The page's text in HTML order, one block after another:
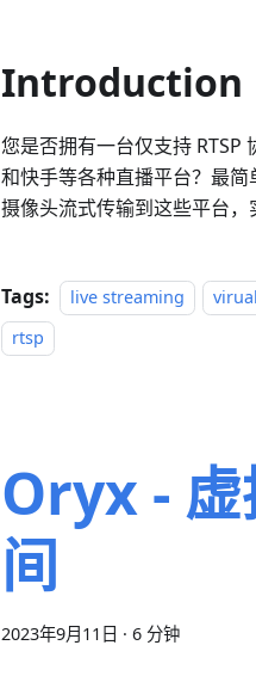
Introduction
您是否拥有一台仅支持 RTSP
和快手等各种直播平台？最
摄像头流式传输到这些平台，
Tags: live streaming
rtsp
Oryx - 虚
间
2023年9月11日 · 6 分钟